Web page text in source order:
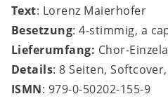
Text: Lorenz Maierhofer
Besetzung: 4-stimmig, a
Lieferumfang: Chor-
Details: 8 Seiten,
ISMN: 979-0-50202-155-9